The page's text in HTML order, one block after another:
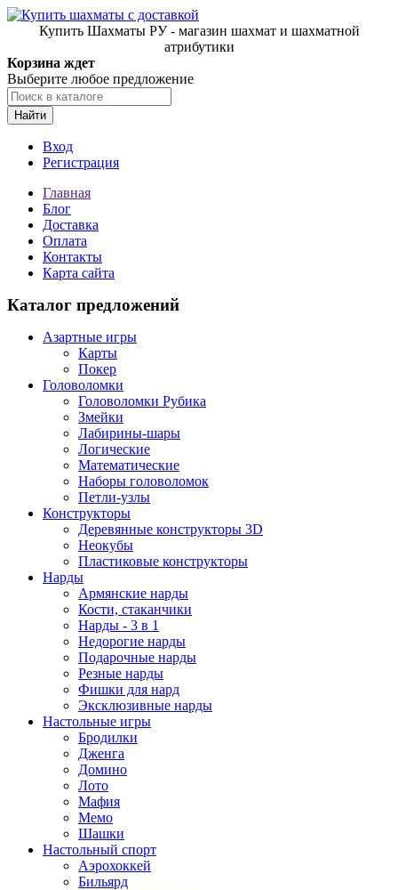
Купить Шахматы РУ - магазин шахмат и шахматной
атрибутики
Корзина ждет
Выберите любое предложение
Найти
Вход
Регистрация
Главная
Блог
Доставка
Оплата
Контакты
Карта сайта
Каталог предложений
Азартные игры
Карты
Покер
Головоломки
Головоломки Рубика
Змейки
Лабирины-шары
Логические
Математические
Наборы головоломок
Петли-узлы
Конструкторы
Деревянные конструкторы 3D
Неокубы
Пластиковые конструкторы
Нарды
Армянские нарды
Кости, стаканчики
Нарды - 3 в 1
Недорогие нарды
Подарочные нарды
Резные нарды
Фишки для нард
Эксклюзивные нарды
Настольные игры
Бродилки
Дженга
Домино
Лото
Мафия
Мемо
Шашки
Настольный спорт
Аэрохоккей
Бильярд